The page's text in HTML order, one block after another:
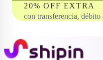
20% OFF EXTRA
con transferencia, débito